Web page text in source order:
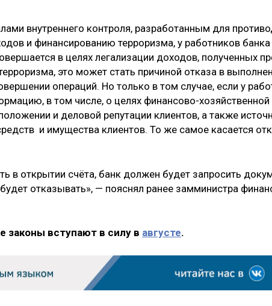
внутреннего контроля, разработанным для
и финансированию терроризма, у работников
в целях легализации доходов, полученных
это может стать причиной отказа в
операций. Но только в том случае, если у
в том числе, о целях финансово-хозяйственной
и деловой репутации клиентов, а также
и имущества клиентов. То же самое касается
в открытии счёта, банк должен будет запросить
отказывать», — пояснял ранее замминистра
законы вступают в силу в августе.